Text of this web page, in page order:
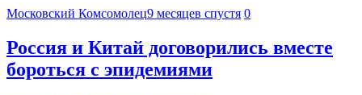
Московский Комсомолец9 месяцев спустя 0
Россия и Китай договорились вместе
бороться с эпидемиями